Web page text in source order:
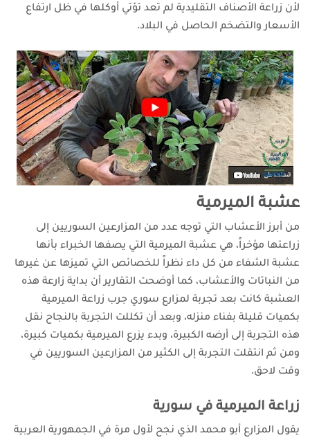
لأن زراعة الأصناف التقليدية لم تعد تؤتي أوكلها في ظل ارتفاع
الأسعار والتضخم الحاصل في البلاد.
عشبة الميرمية
من أبرز الأعشاب التي توجه عدد من المزارعين السوريين إلى
زراعتها مؤخراً، هي عشبة الميرمية التي يصفها الخبراء بأنها
عشبة الشفاء من كل داء نظراً للخصائص التي تميزها عن غيرها
من النباتات والأعشاب، كما أوضحت التقارير أن بداية زارعة هذه
العشبة كانت بعد تجربة لمزارع سوري جرب زراعة الميرمية
بكميات قليلة بفناء منزله، وبعد أن تكللت التجربة بالنجاح نقل
هذه التجربة إلى أرضه الكبيرة، وبدء يزرع الميرمية بكميات كبيرة،
ومن ثم انتقلت التجربة إلى الكثير من المزارعين السوريين في
وقت لاحق.
زراعة الميرمية في سورية
يقول المزارع أبو محمد الذي نجح لأول مرة في الجمهورية العربية